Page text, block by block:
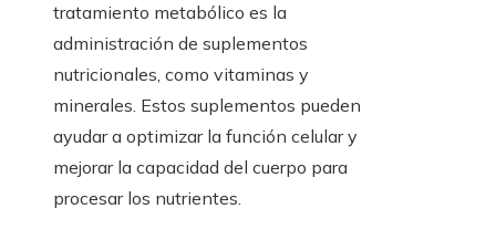
tratamiento metabólico es la
administración de suplementos
nutricionales, como vitaminas y
minerales. Estos suplementos pueden
ayudar a optimizar la función celular y
mejorar la capacidad del cuerpo para
procesar los nutrientes.